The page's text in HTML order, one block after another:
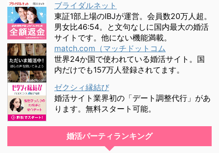
ブライダルネット
東証1部上場のIBJが運営。会員数20万人超。
男女比46:54。と文句なしに国内最大の婚活
サイトです。他にない機能満載。
match.com（マッチドットコム
世界24か国で使われている婚活サイト。国
内だけでも157万人登録されてます。
ゼクシィ縁結び
婚活サイト業界初の「デート調整代行」があ
ります。無料スタート可能。
婚活パーティランキング